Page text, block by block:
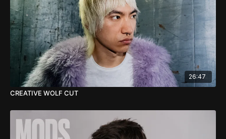
CONTENUTI
Sezioni di mappatura
Layering
Face framing
Graduazioni e disconnessioni
Tecniche di Texture e Taglio a Rasoio.
Approfondimenti sullo Styling editoriale.
OBIETTIVI
Layering: approfondimento sulle scalature concave.
Tecniche di taglio in Pivot.
26:47
CREATIVE WOLF CUT